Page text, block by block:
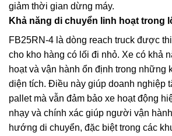
giảm thời gian dừng máy.
Khả năng di chuyển linh hoạt trong
FB25RN-4 là dòng reach truck được
cho kho hàng có lối đi nhỏ. Xe có khả
hoạt và vận hành ổn định trong những
diện tích. Điều này giúp doanh nghiệp
pallet mà vẫn đảm bảo xe hoạt động
nhạy và chính xác giúp người vận
hướng di chuyển, đặc biệt trong các